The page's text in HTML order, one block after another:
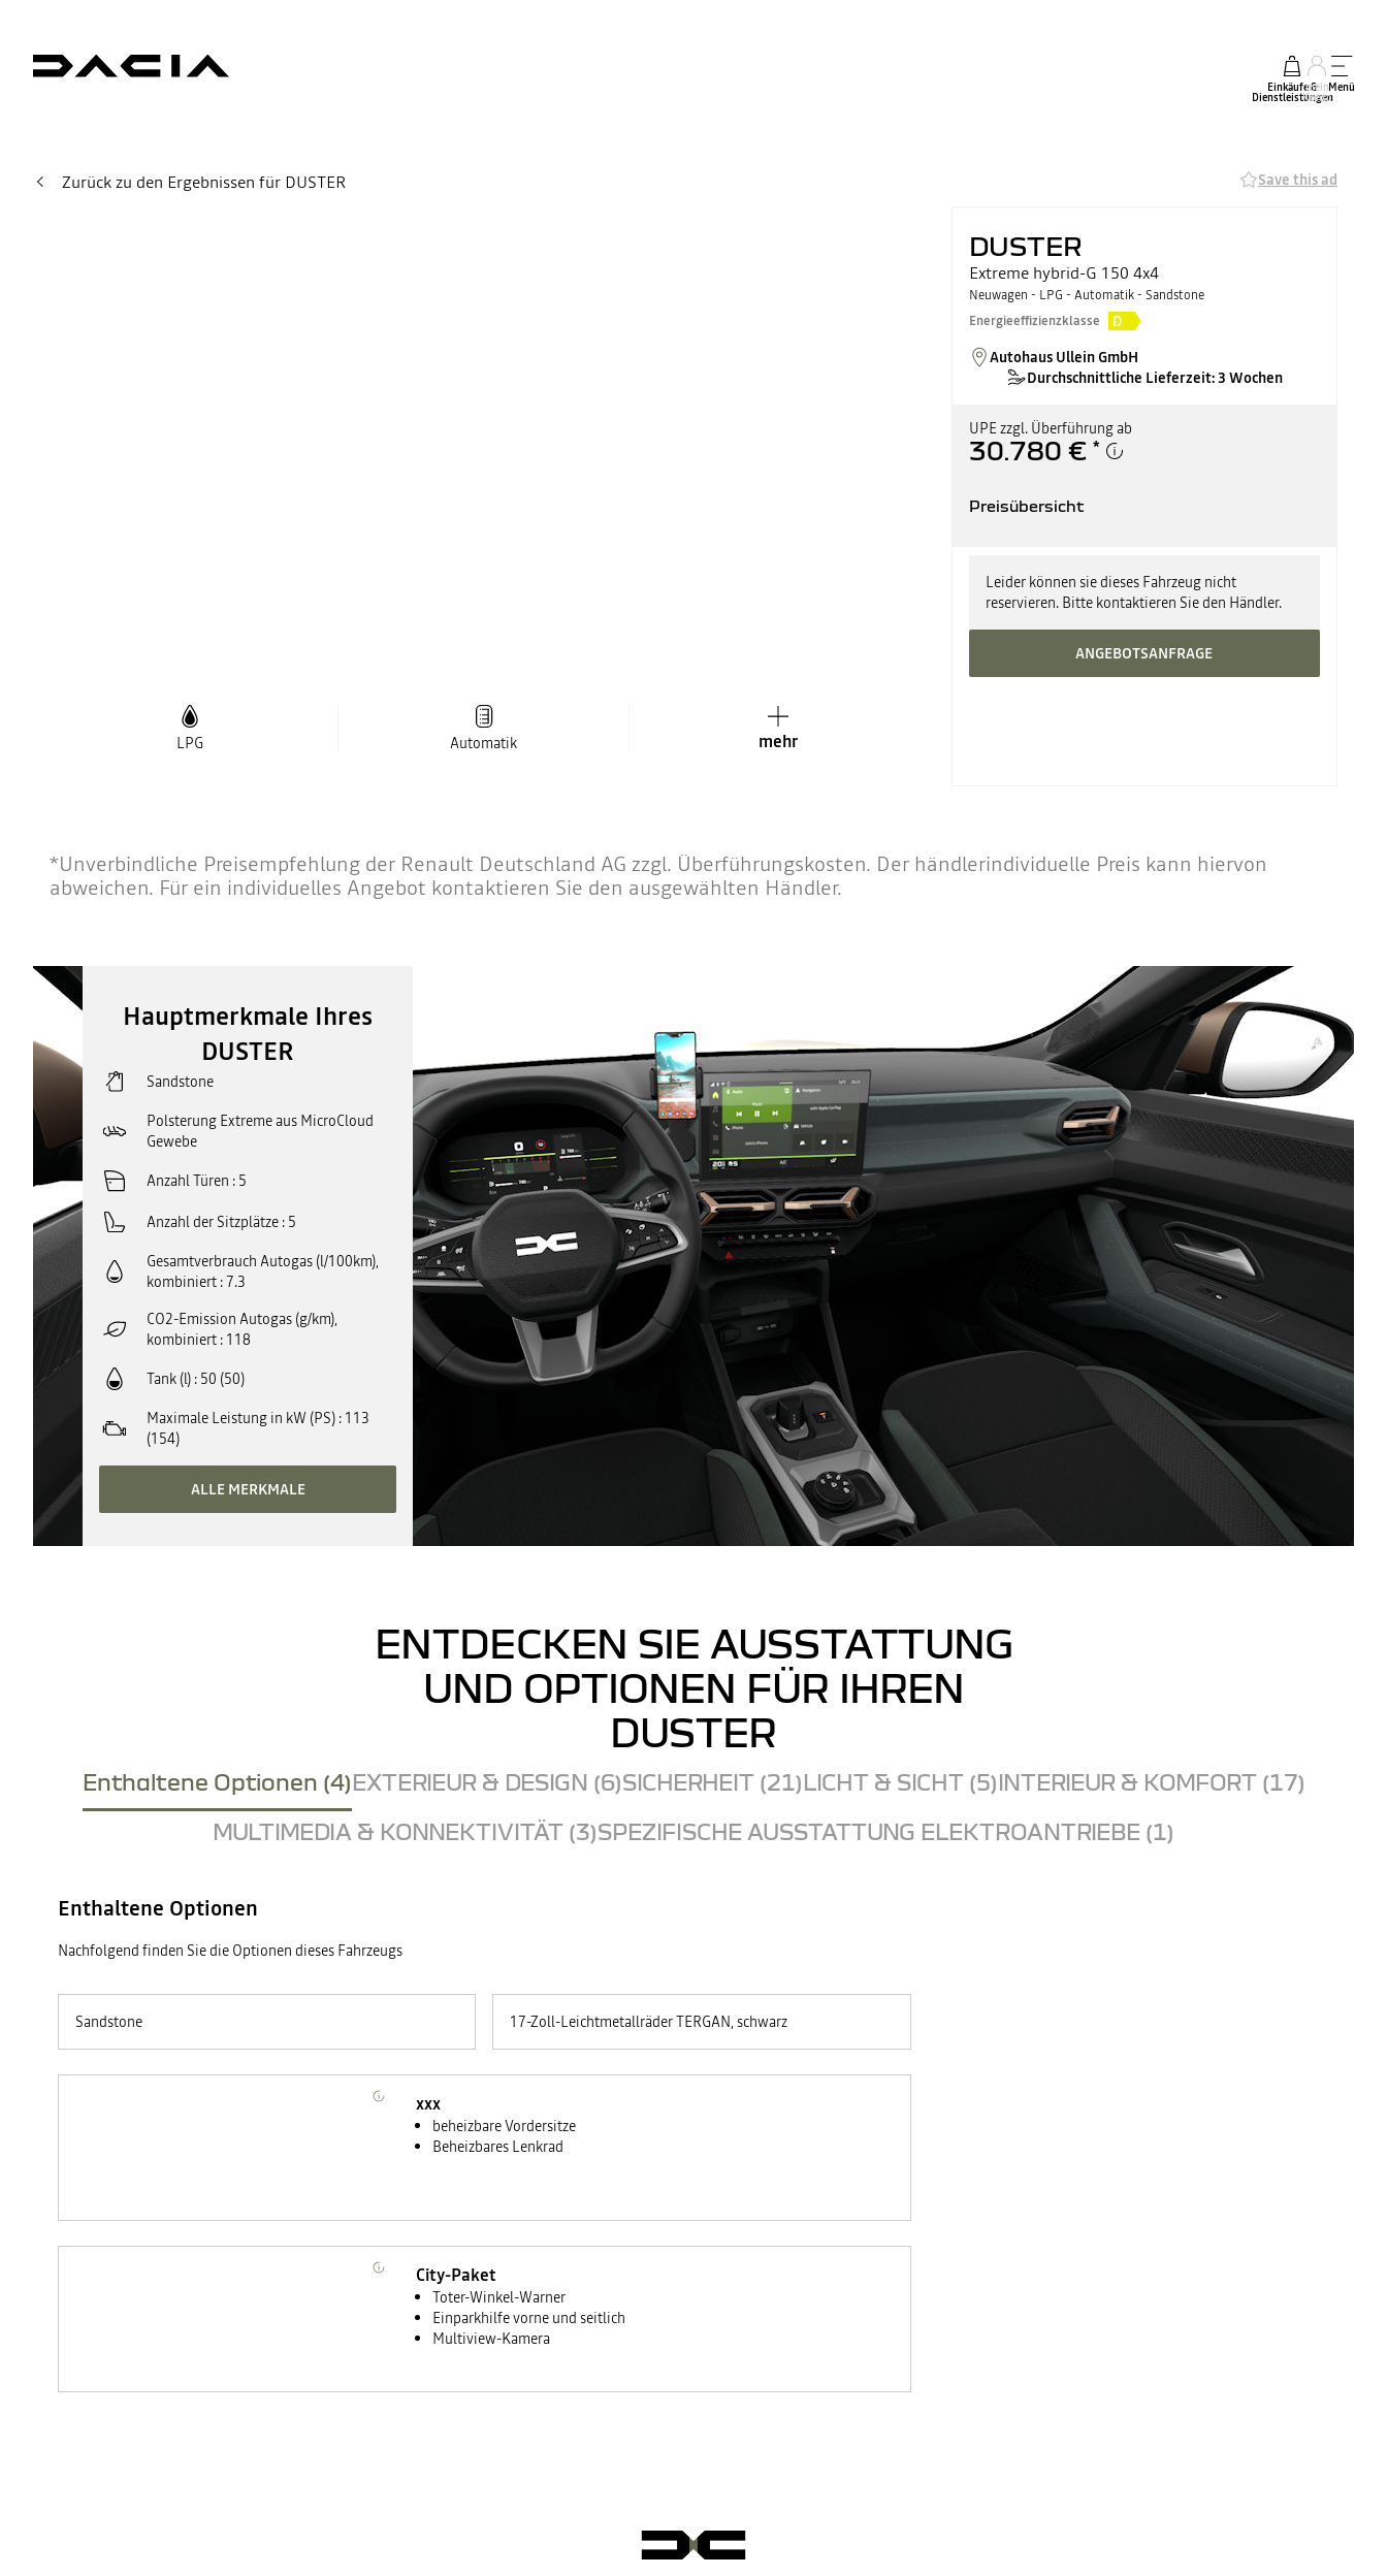
Einkäufe &
Dienstleistungen
mein
Konto
Menü
Zurück zu den Ergebnissen für DUSTER Save this ad
LPG Automatik mehr
DUSTER
Extreme hybrid-G 150 4x4
Neuwagen - LPG - Automatik - Sandstone
Energieeffizienzklasse
D
Autohaus Ullein GmbH
Durchschnittliche Lieferzeit: 3 Wochen
UPE zzgl. Überführung ab
30.780 € *
Preisübersicht
Leider können sie dieses Fahrzeug nicht
reservieren. Bitte kontaktieren Sie den Händler.
ANGEBOTSANFRAGE
*Unverbindliche Preisempfehlung der Renault Deutschland AG zzgl. Überführungskosten. Der händlerindividuelle Preis kann hiervon
abweichen. Für ein individuelles Angebot kontaktieren Sie den ausgewählten Händler.
Hauptmerkmale Ihres
DUSTER
Sandstone
Polsterung Extreme aus MicroCloud
Gewebe
Anzahl Türen 5
Anzahl der Sitzplätze 5
Gesamtverbrauch Autogas (l/100km),
kombiniert 7.3
CO2-Emission Autogas (g/km),
kombiniert 118
Tank (l) 50 (50)
Maximale Leistung in kW (PS) 113
(154)
ALLE MERKMALE
ENTDECKEN SIE AUSSTATTUNG
UND OPTIONEN FÜR IHREN
DUSTER
Enthaltene Optionen (4)EXTERIEUR & DESIGN (6)SICHERHEIT (21)LICHT & SICHT (5)INTERIEUR & KOMFORT (17)
MULTIMEDIA & KONNEKTIVITÄT (3)SPEZIFISCHE AUSSTATTUNG ELEKTROANTRIEBE (1)
Enthaltene Optionen
Nachfolgend finden Sie die Optionen dieses Fahrzeugs
Sandstone 17-Zoll-Leichtmetallräder TERGAN, schwarz
xxx
beheizbare Vordersitze
Beheizbares Lenkrad
City-Paket
Toter-Winkel-Warner
Einparkhilfe vorne und seitlich
Multiview-Kamera